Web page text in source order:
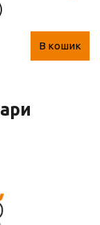
В кошик